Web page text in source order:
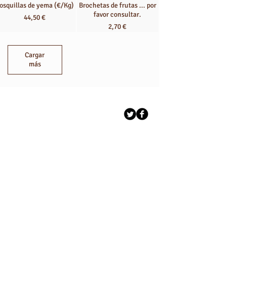
de yema (€/Kg)
Precio
44,50 €
Brochetas de frutas ... por
favor consultar.
Precio
2,70 €
Cargar
más